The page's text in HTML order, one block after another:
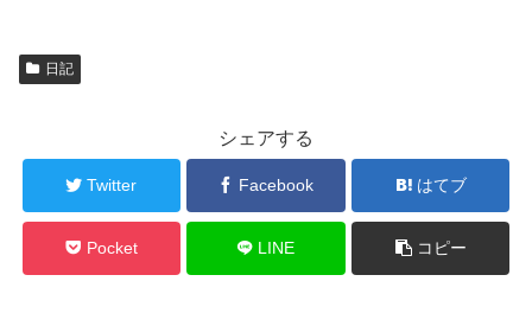
日記
シェアする
Twitter Facebook はてブ
Pocket LINE コピー